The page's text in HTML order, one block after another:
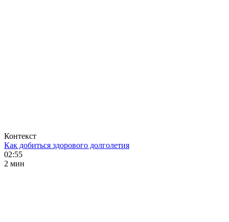
Контекст
Как добиться здорового долголетия
02:55
2 мин